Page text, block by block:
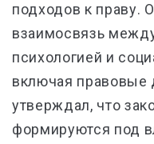
подходов к праву.
взаимосвязь
психологией и
включая правовые
утверждал, что
формируются под